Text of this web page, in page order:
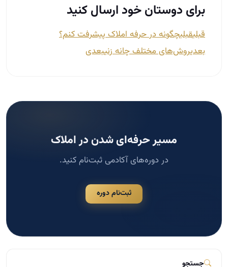
برای دوستان خود ارسال کنید
قبلیقبلیچگونه در حرفه املاک پیشرفت کنم؟
بعدیروش‌های مختلف چانه زنیبعدی
مسیر حرفه‌ای شدن در املاک
در دوره‌های آکادمی ثبت‌نام کنید.
ثبت‌نام دوره
جستجو